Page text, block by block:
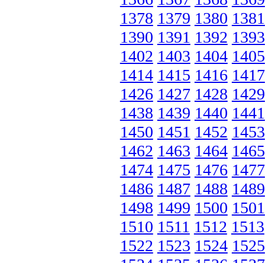
1378 1379 1380 1381
1390 1391 1392 1393
1402 1403 1404 1405
1414 1415 1416 1417
1426 1427 1428 1429
1438 1439 1440 1441
1450 1451 1452 1453
1462 1463 1464 1465
1474 1475 1476 1477
1486 1487 1488 1489
1498 1499 1500 1501
1510 1511 1512 1513
1522 1523 1524 1525